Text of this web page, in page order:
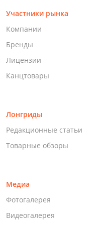
Участники рынка
Компании
Бренды
Лицензии
Канцтовары
Лонгриды
Редакционные статьи
Товарные обзоры
Медиа
Фотогалерея
Видеогалерея